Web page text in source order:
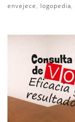
envejece, logopedia,